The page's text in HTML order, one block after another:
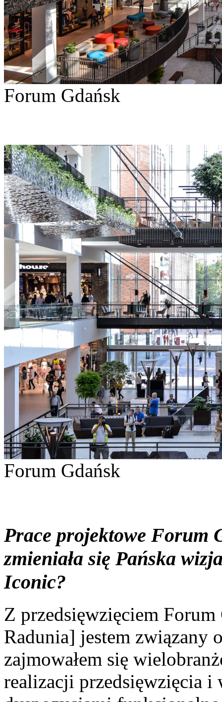
Forum Gdańsk
Forum Gdańsk
Prace projektowe Forum
zmieniała się Pańska
Iconic?
Z przedsięwzięciem
Radunia] jestem związany
zajmowałem się
realizacji przedsięwzięcia